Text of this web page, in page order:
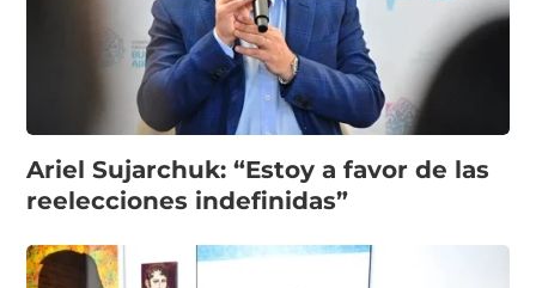
Ariel Sujarchuk: “Estoy a favor de las
reelecciones indefinidas”